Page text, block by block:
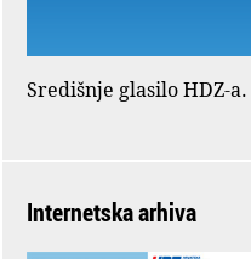
Središnje glasilo HDZ-a.
Internetska arhiva